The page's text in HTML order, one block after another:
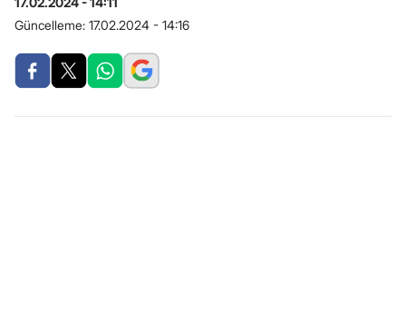
Güncelleme: 17.02.2024 - 14:16